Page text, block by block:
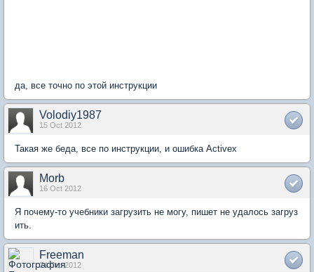
да, все точно по этой инструкции
Volodiy1987
15 Oct 2012
Такая же беда, все по инструкции, и ошибка Activex
Morb
16 Oct 2012
Я почему-то учебники загрузить не могу, пишет не удалось загруз
ить.
Freeman
24 Oct 2012